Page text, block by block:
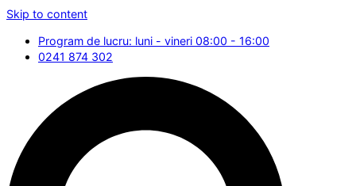
Skip to content
Program de lucru: luni - vineri 08:00 - 16:00
0241 874 302